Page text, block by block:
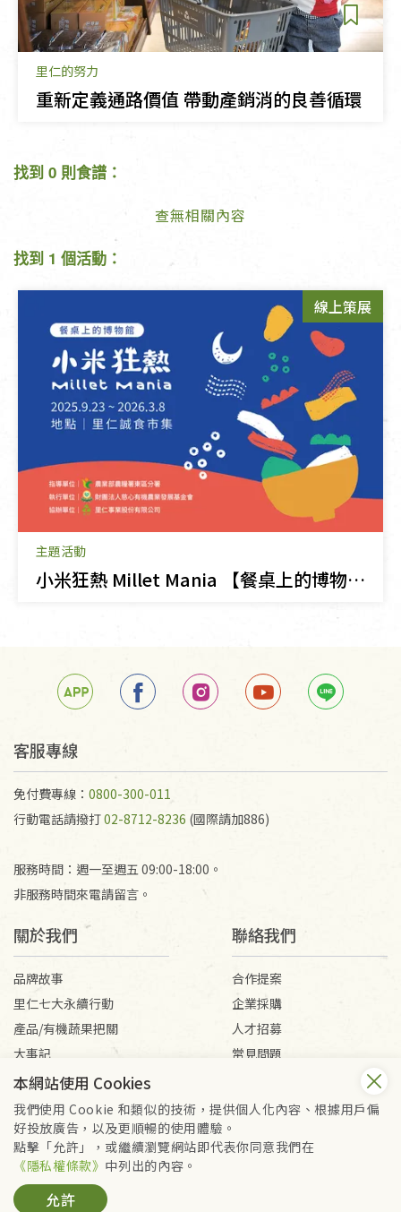
里仁的努力
重新定義通路價值‭ ‬帶動產銷消的良善循環
找到 0 則食譜：
查無相關內容
找到 1 個活動：
線上策展
主題活動
小米狂熱 Millet Mania 【餐桌上的博物館】
客服專線
免付費專線： 0800-300-011
行動電話請撥打02-8712-8236 (國際請加886)
服務時間：週一至週五 09:00-18:00。
非服務時間來電請留言。
關於我們
品牌故事
里仁七大永續行動
產品/有機蔬果把關
大事記
媒體報導
聯絡我們
合作提案
企業採購
人才招募
常見問題
會員服務條款
隱私權政策
Copyright © 2026 里仁事業股份有限公司(統編：16301262) /
里仁網購股份有限公司(統編：25149752)
本網站使用 Cookies
我們使用 Cookie 和類似的技術，提供個人化內容、根據用戶偏
好投放廣告，以及更順暢的使用體驗。
點擊「允許」，或繼續瀏覽網站即代表你同意我們在
《隱私權條款》 中列出的內容。
允許